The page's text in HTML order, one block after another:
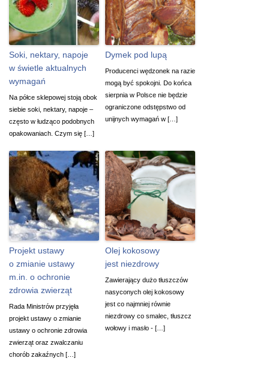
Soki, nektary, napoje
w świetle aktualnych
wymagań
Na półce sklepowej stoją obok
siebie soki, nektary, napoje –
często w łudząco podobnych
opakowaniach. Czym się […]
Dymek pod lupą
Producenci wędzonek na razie
mogą być spokojni. Do końca
sierpnia w Polsce nie będzie
ograniczone odstępstwo od
unijnych wymagań w […]
Projekt ustawy
o zmianie ustawy
m.in. o ochronie
zdrowia zwierząt
Rada Ministrów przyjęła
projekt ustawy o zmianie
ustawy o ochronie zdrowia
zwierząt oraz zwalczaniu
chorób zakaźnych […]
Olej kokosowy
jest niezdrowy
Zawierający dużo tłuszczów
nasyconych olej kokosowy
jest co najmniej równie
niezdrowy co smalec, tłuszcz
wołowy i masło - […]